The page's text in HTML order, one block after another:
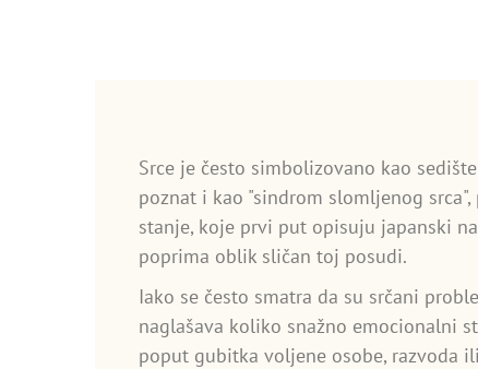
Srce je često simbolizovano kao
poznat i kao "sindrom slomljenog
stanje, koje prvi put opisuju japanski
poprima oblik sličan toj posudi.
Iako se često smatra da su srčani
naglašava koliko snažno emocionalni
poput gubitka voljene osobe, razvoda